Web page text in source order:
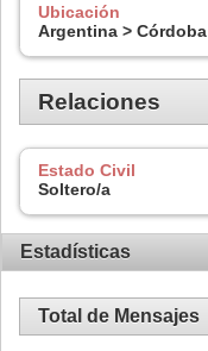
Ubicación
Argentina > Córdoba
Relaciones
Estado Civil
Soltero/a
Estadísticas
Total de Mensajes